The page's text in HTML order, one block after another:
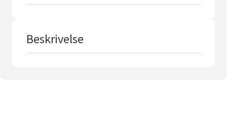
Beskrivelse